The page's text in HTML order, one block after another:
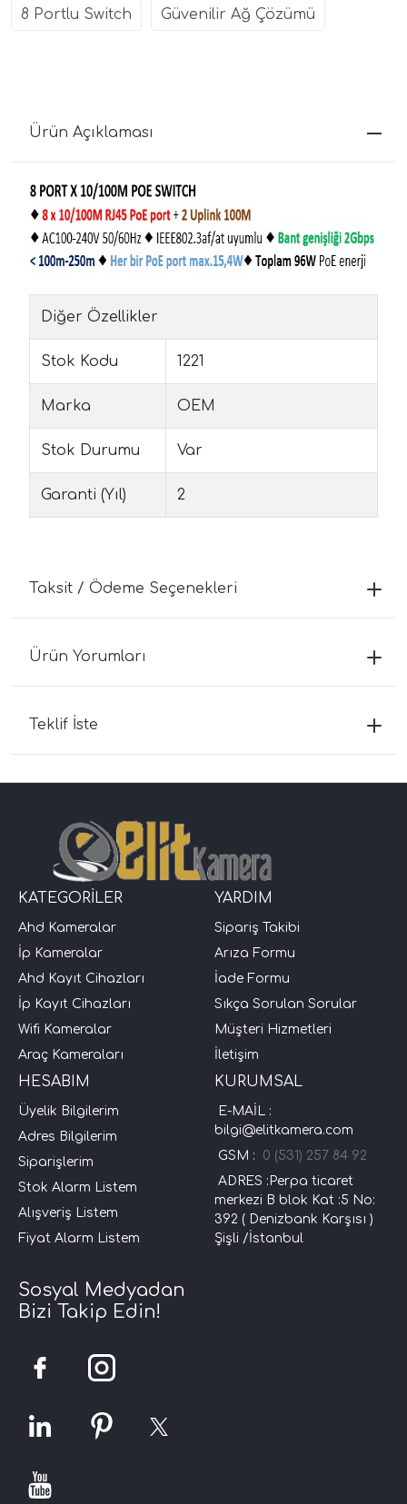
8 Portlu Switch Güvenilir Ağ Çözümü
Ürün Açıklaması
Diğer Özellikler
Stok Kodu 1221
Marka OEM
Stok Durumu Var
Garanti (Yıl) 2
Taksit / Ödeme Seçenekleri
Ürün Yorumları
Teklif İste
KATEGORİLER
Ahd Kameralar
İp Kameralar
Ahd Kayıt Cihazları
İp Kayıt Cihazları
Wifi Kameralar
Araç Kameraları
YARDIM
Sipariş Takibi
Arıza Formu
İade Formu
Sıkça Sorulan Sorular
Müşteri Hizmetleri
İletişim
HESABIM
Üyelik Bilgilerim
Adres Bilgilerim
Siparişlerim
Stok Alarm Listem
Alışveriş Listem
Fiyat Alarm Listem
KURUMSAL
E-MAİL :
bilgi@elitkamera.com
GSM : 0 (531) 257 84 92
ADRES :Perpa ticaret
merkezi B blok Kat :5 No:
392 ( Denizbank Karşısı )
Şişli /İstanbul
Sosyal Medyadan
Bizi Takip Edin!